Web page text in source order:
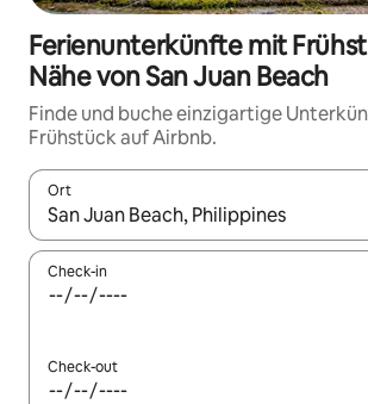
Ferienunterkünfte mit
Nähe von San Juan Beach
Finde und buche einzigartige
Frühstück auf Airbnb.
Ort
Wenn Ergebnisse verfügbar sind,
Check-in
Check-out